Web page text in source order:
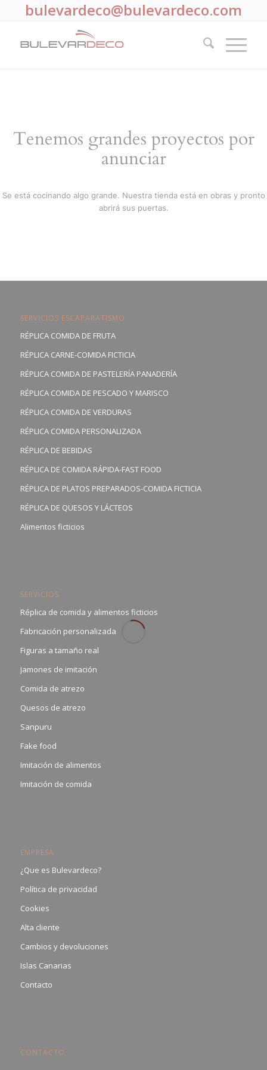
bulevardeco@bulevardeco.com
Tenemos grandes proyectos por
anunciar
Se está cocinando algo grande. Nuestra tienda está en obras y pronto
abrirá sus puertas.
SERVICIOS ESCAPARATISMO
RÉPLICA COMIDA DE FRUTA
RÉPLICA CARNE-COMIDA FICTICIA
RÉPLICA COMIDA DE PASTELERÍA PANADERÍA
RÉPLICA COMIDA DE PESCADO Y MARISCO
RÉPLICA COMIDA DE VERDURAS
RÉPLICA COMIDA PERSONALIZADA
RÉPLICA DE BEBIDAS
RÉPLICA DE COMIDA RÁPIDA-FAST FOOD
RÉPLICA DE PLATOS PREPARADOS-COMIDA FICTICIA
RÉPLICA DE QUESOS Y LÁCTEOS
Alimentos ficticios
SERVICIOS
Réplica de comida y alimentos ficticios
Fabricación personalizada
Figuras a tamaño real
Jamones de imitación
Comida de atrezo
Quesos de atrezo
Sanpuru
Fake food
Imitación de alimentos
Imitación de comida
EMPRESA
¿Que es Bulevardeco?
Política de privacidad
Cookies
Alta cliente
Cambios y devoluciones
Islas Canarias
Contacto
CONTACTO